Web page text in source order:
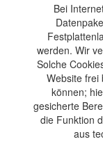
Bei
werden. Wir
Solche
Website frei
können;
gesicherte
die Funktion
aus